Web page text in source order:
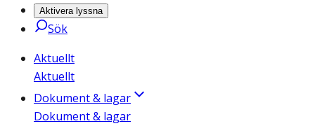
Aktivera lyssna
Sök
Aktuellt
Aktuellt
Dokument & lagar
Dokument & lagar